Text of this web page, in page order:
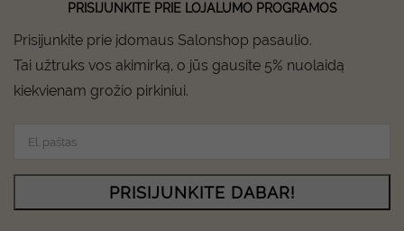
PRISIJUNKITE PRIE LOJALUMO PROGRAMOS
Prisijunkite prie įdomaus Salonshop pasaulio.
Tai užtruks vos akimirką, o jūs gausite 5% nuolaidą
kiekvienam grožio pirkiniui.
PRISIJUNKITE DABAR!